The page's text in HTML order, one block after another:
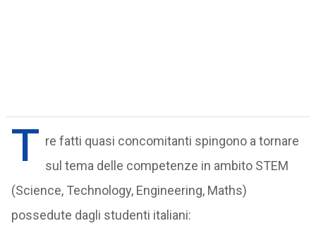
T re fatti quasi concomitanti spingono a tornare
sul tema delle competenze in ambito STEM
(Science, Technology, Engineering, Maths)
possedute dagli studenti italiani: